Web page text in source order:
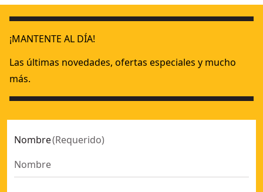
¡MANTENTE AL DÍA!
Las últimas novedades, ofertas especiales y mucho
más.
Nombre(Requerido)